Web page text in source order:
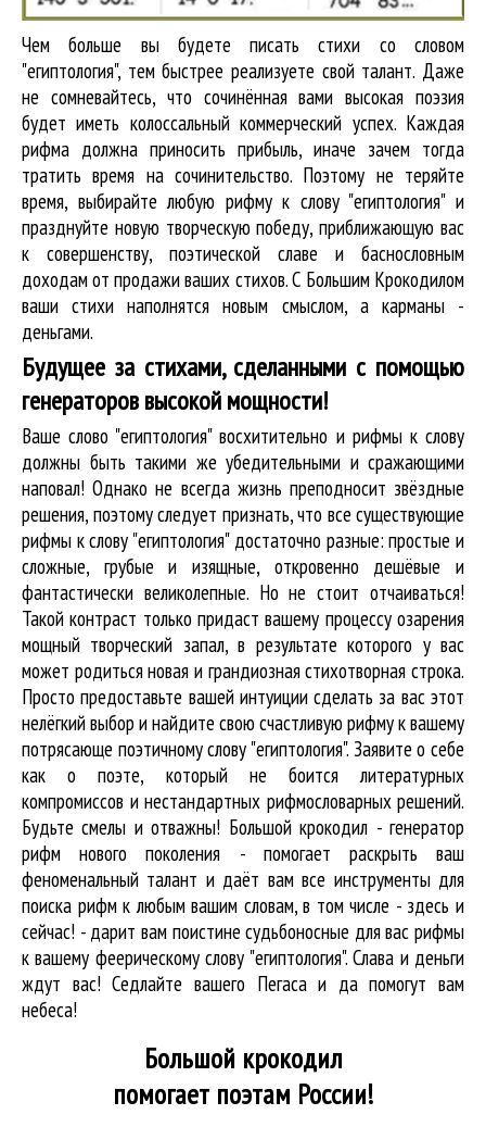
Чем больше вы будете писать стихи со словом
"египтология", тем быстрее реализуете свой талант. Даже
не сомневайтесь, что сочинённая вами высокая поэзия
будет иметь колоссальный коммерческий успех. Каждая
рифма должна приносить прибыль, иначе зачем тогда
тратить время на сочинительство. Поэтому не теряйте
время, выбирайте любую рифму к слову "египтология" и
празднуйте новую творческую победу, приближающую вас
к совершенству, поэтической славе и баснословным
доходам от продажи ваших стихов. С Большим Крокодилом
ваши стихи наполнятся новым смыслом, а карманы -
деньгами.
Будущее за стихами, сделанными с помощью
генераторов высокой мощности!
Ваше слово "египтология" восхитительно и рифмы к слову
должны быть такими же убедительными и сражающими
наповал! Однако не всегда жизнь преподносит звёздные
решения, поэтому следует признать, что все существующие
рифмы к слову "египтология" достаточно разные: простые и
сложные, грубые и изящные, откровенно дешёвые и
фантастически великолепные. Но не стоит отчаиваться!
Такой контраст только придаст вашему процессу озарения
мощный творческий запал, в результате которого у вас
может родиться новая и грандиозная стихотворная строка.
Просто предоставьте вашей интуиции сделать за вас этот
нелёгкий выбор и найдите свою счастливую рифму к вашему
потрясающе поэтичному слову "египтология". Заявите о себе
как о поэте, который не боится литературных
компромиссов и нестандартных рифмословарных решений.
Будьте смелы и отважны! Большой крокодил - генератор
рифм нового поколения - помогает раскрыть ваш
феноменальный талант и даёт вам все инструменты для
поиска рифмк любым вашим словам, в том числе - здесь и
сейчас! - дарит вам поистине судьбоносные для вас рифмы
к вашему феерическому слову "египтология". Слава и деньги
ждут вас! Седлайте вашего Пегаса и да помогут вам
небеса!
Большой крокодил
помогает поэтам России!